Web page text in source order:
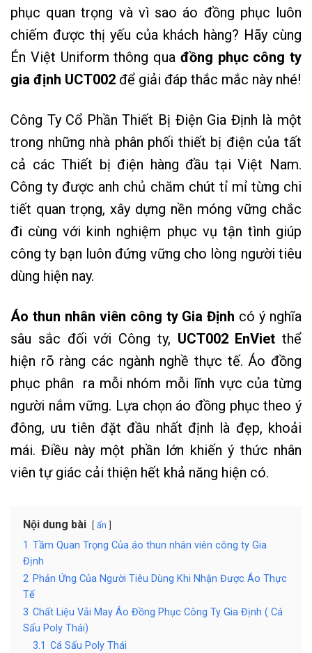
phục quan trọng và vì sao áo đồng phục luôn
chiếm được thị yếu của khách hàng? Hãy cùng
Én Việt Uniform thông qua đồng phục công ty
gia định UCT002 để giải đáp thắc mắc này nhé!
Công Ty Cổ Phần Thiết Bị Điện Gia Định là một
trong những nhà phân phối thiết bị điện của tất
cả các Thiết bị điện hàng đầu tại Việt Nam.
Công ty được anh chủ chăm chút tỉ mỉ từng chi
tiết quan trọng, xây dựng nền móng vững chắc
đi cùng với kinh nghiệm phục vụ tận tình giúp
công ty bạn luôn đứng vững cho lòng người tiêu
dùng hiện nay.
Áo thun nhân viên công ty Gia Định có ý nghĩa
sâu sắc đối với Công ty, UCT002 EnViet thể
hiện rõ ràng các ngành nghề thực tế. Áo đồng
phục phân ra mỗi nhóm mỗi lĩnh vực của từng
người nắm vững. Lựa chọn áo đồng phục theo ý
đông, ưu tiên đặt đầu nhất định là đẹp, khoải
mái. Điều này một phần lớn khiến ý thức nhân
viên tự giác cải thiện hết khả năng hiện có.
Nội dung bài ẩn
1 Tầm Quan Trọng Của áo thun nhân viên công ty Gia
Định
2 Phản Ứng Của Người Tiêu Dùng Khi Nhận Được Áo Thực
Tế
3 Chất Liệu Vải May Áo Đồng Phục Công Ty Gia Định ( Cá
Sấu Poly Thái)
3.1 Cá Sấu Poly Thái